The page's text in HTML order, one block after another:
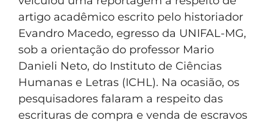
artigo acadêmico escrito pelo historiador
Evandro Macedo, egresso da UNIFAL-MG,
sob a orientação do professor Mario
Danieli Neto, do Instituto de Ciências
Humanas e Letras (ICHL). Na ocasião, os
pesquisadores falaram a respeito das
escrituras de compra e venda de escravos